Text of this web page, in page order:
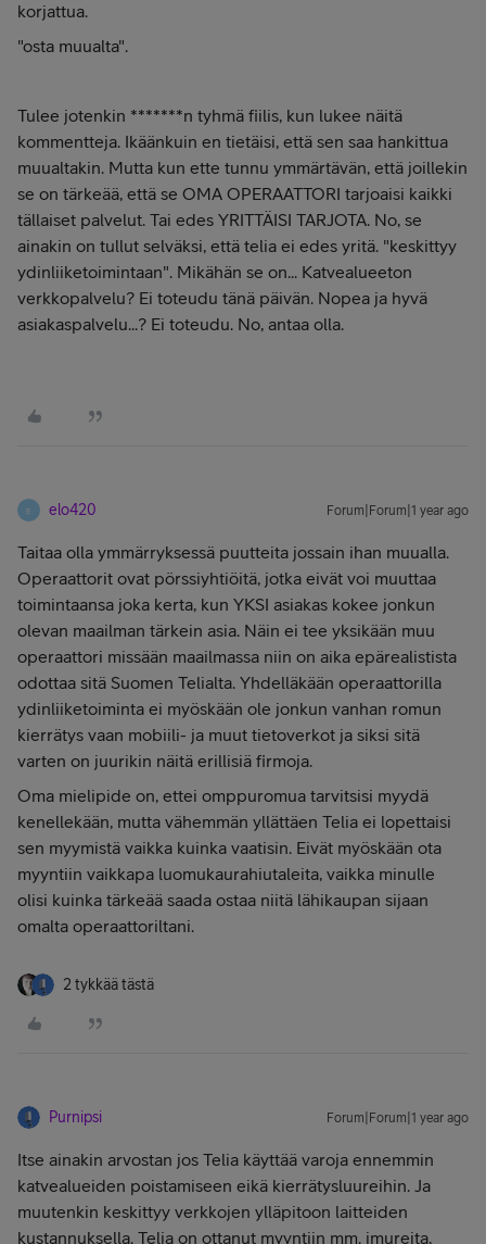
korjattua.
"osta muualta".
Tulee jotenkin *******n tyhmä fiilis, kun lukee näitä
kommentteja. Ikäänkuin en tietäisi, että sen saa hankittua
muualtakin. Mutta kun ette tunnu ymmärtävän, että joillekin
se on tärkeää, että se OMA OPERAATTORI tarjoaisi kaikki
tällaiset palvelut. Tai edes YRITTÄISI TARJOTA. No, se
ainakin on tullut selväksi, että telia ei edes yritä. "keskittyy
ydinliiketoimintaan". Mikähän se on... Katvealueeton
verkkopalvelu? Ei toteudu tänä päivän. Nopea ja hyvä
asiakaspalvelu...? Ei toteudu. No, antaa olla.
E elo420 Forum|Forum|1 year ago
Taitaa olla ymmärryksessä puutteita jossain ihan muualla.
Operaattorit ovat pörssiyhtiöitä, jotka eivät voi muuttaa
toimintaansa joka kerta, kun YKSI asiakas kokee jonkun
olevan maailman tärkein asia. Näin ei tee yksikään muu
operaattori missään maailmassa niin on aika epärealistista
odottaa sitä Suomen Telialta. Yhdelläkään operaattorilla
ydinliiketoiminta ei myöskään ole jonkun vanhan romun
kierrätys vaan mobiili- ja muut tietoverkot ja siksi sitä
varten on juurikin näitä erillisiä firmoja.
Oma mielipide on, ettei omppuromua tarvitsisi myydä
kenellekään, mutta vähemmän yllättäen Telia ei lopettaisi
sen myymistä vaikka kuinka vaatisin. Eivät myöskään ota
myyntiin vaikkapa luomukaurahiutaleita, vaikka minulle
olisi kuinka tärkeää saada ostaa niitä lähikaupan sijaan
omalta operaattoriltani.
2 tykkää tästä
Purnipsi Forum|Forum|1 year ago
Itse ainakin arvostan jos Telia käyttää varoja ennemmin
katvealueiden poistamiseen eikä kierrätysluureihin. Ja
muutenkin keskittyy verkkojen ylläpitoon laitteiden
kustannuksella. Telia on ottanut myyntiin mm. imureita,